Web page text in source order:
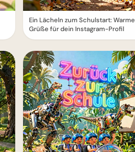
Ein Lächeln zum Schulstart: Warme
Grüße für dein Instagram-Profil